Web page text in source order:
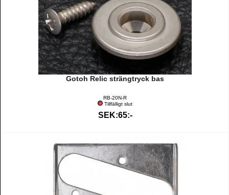
Gotoh Relic strängtryck bas
RB-20N-R
Tillfälligt slut
SEK:65:-